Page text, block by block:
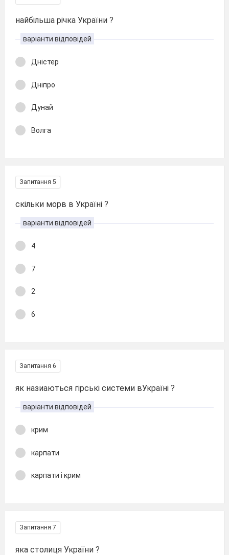
найбільша річка України ?
варіанти відповідей
Дністер
Дніпро
Дунай
Волга
Запитання 5
скільки морв в Україні ?
варіанти відповідей
4
7
2
6
Запитання 6
як назиаються гірські системи вУкраїні ?
варіанти відповідей
крим
карпати
карпати і крим
Запитання 7
яка столиця України ?